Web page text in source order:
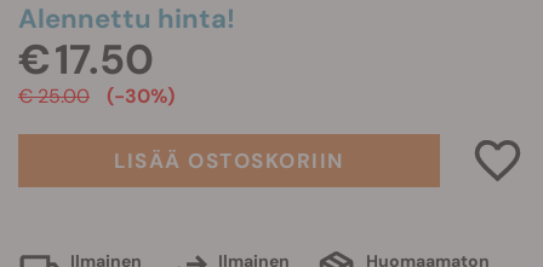
Alennettu hinta!
€ 17.50
€ 25.00 (-30%)
LISÄÄ OSTOSKORIIN
Ilmainen
Ilmainen
Huomaamaton